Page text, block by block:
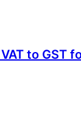
to GST